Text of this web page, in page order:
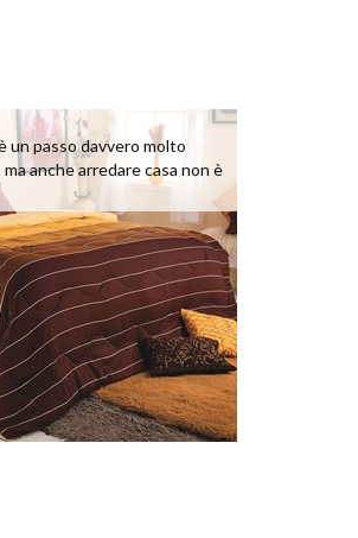
un passo davvero molto
anche arredare casa non è